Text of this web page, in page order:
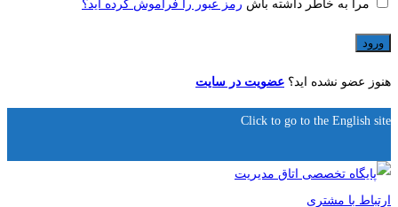
مرا به خاطر داشته باش رمز عبور را فراموش کرده اید؟
هنوز عضو نشده اید؟ عضویت در سایت
Click to go to the English site